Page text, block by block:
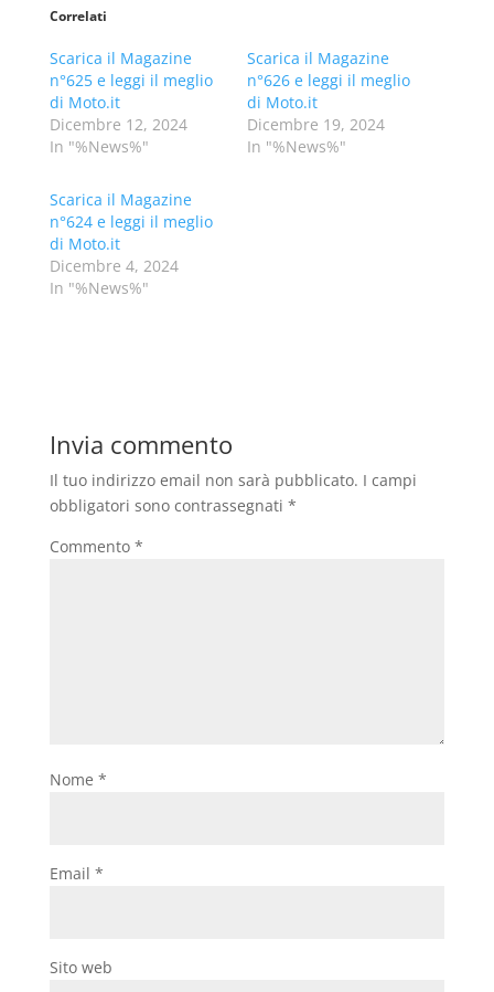
Correlati
Scarica il Magazine
n°625 e leggi il meglio
di Moto.it
Dicembre 12, 2024
In "%News%"
Scarica il Magazine
n°626 e leggi il meglio
di Moto.it
Dicembre 19, 2024
In "%News%"
Scarica il Magazine
n°624 e leggi il meglio
di Moto.it
Dicembre 4, 2024
In "%News%"
Invia commento
Il tuo indirizzo email non sarà pubblicato. I campi
obbligatori sono contrassegnati *
Commento *
Nome *
Email *
Sito web